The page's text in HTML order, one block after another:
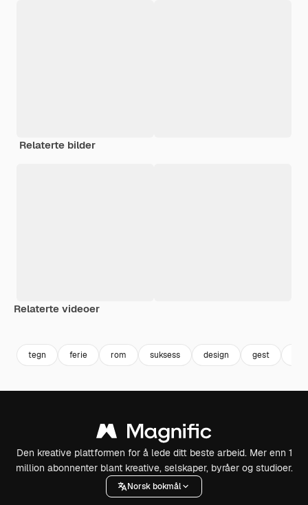
Relaterte bilder
Relaterte videoer
tegn ferie rom suksess design gest
Den kreative plattformen for å lede ditt beste arbeid. Mer enn 1
million abonnenter blant kreative, selskaper, byråer og studioer.
Norsk bokmål